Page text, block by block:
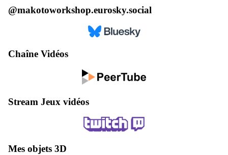
@makotoworkshop.eurosky.social
Chaîne Vidéos
Stream Jeux vidéos
Mes objets 3D